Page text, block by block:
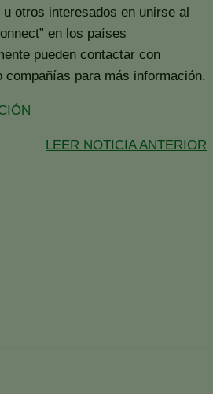
otros interesados en unirse al
en los países
pueden contactar con
para más información.
LEER NOTICIA ANTERIOR